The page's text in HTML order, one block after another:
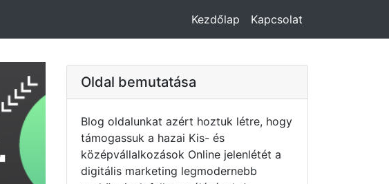
Kezdőlap Kapcsolat
Oldal bemutatása
Blog oldalunkat azért hoztuk létre, hogy
támogassuk a hazai Kis- és
középvállalkozások Online jelenlétét a
digitális marketing legmodernebb